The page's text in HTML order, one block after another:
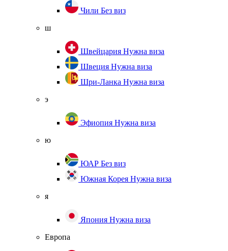
Чили Без виз
ш
Швейцария Нужна виза
Швеция Нужна виза
Шри-Ланка Нужна виза
э
Эфиопия Нужна виза
ю
ЮАР Без виз
Южная Корея Нужна виза
я
Япония Нужна виза
Европа